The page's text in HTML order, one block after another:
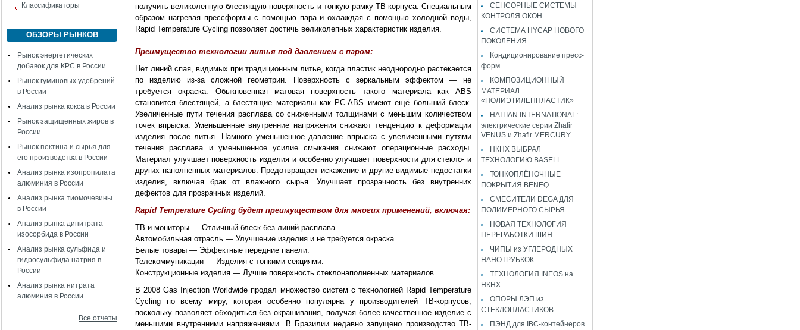
Классификаторы
ОБЗОРЫ РЫНКОВ
Рынок энергетических
добавок для КРС в России
Рынок гуминовых удобрений
в России
Анализ рынка кокса в России
Рынок защищенных жиров в
России
Рынок пектина и сырья для
его производства в России
Анализ рынка изопропилата
алюминия в России
Анализ рынка тиомочевины
в России
Анализ рынка динитрата
изосорбида в России
Анализ рынка сульфида и
гидросульфида натрия в
России
Анализ рынка нитрата
алюминия в России
Все отчеты
получить великолепную блестящую поверхность и тонкую рамку ТВ-корпуса. Специальным
образом нагревая прессформы с помощью пара и охлаждая с помощью холодной воды,
Rapid Temperature Cycling позволяет достичь великолепных характеристик изделия.
Преимущество технологии литья под давлением с паром:
Нет линий спая, видимых при традиционным литье, когда пластик неоднородно растекается
по изделию из-за сложной геометрии. Поверхность с зеркальным эффектом — не
требуется окраска. Обыкновенная матовая поверхность такого материала как ABS
становится блестящей, а блестящие материалы как PC-ABS имеют ещё больший блеск.
Увеличенные пути течения расплава со сниженными толщинами с меньшим количеством
точек впрыска. Уменьшенные внутренние напряжения снижают тенденцию к деформации
изделия после литья. Намного уменьшенное давление впрыска с увеличенными путями
течения расплава и уменьшенное усилие смыкания снижают операционные расходы.
Материал улучшает поверхность изделия и особенно улучшает поверхности для стекло- и
других наполненных материалов. Предотвращает искажение и другие видимые недостатки
изделия, включая брак от влажного сырья. Улучшает прозрачность без внутренних
дефектов для прозрачных изделий.
Rapid Temperature Cycling будет преимуществом для многих применений, включая:
ТВ и мониторы — Отличный блеск без линий расплава.
Автомобильная отрасль — Улучшение изделия и не требуется окраска.
Белые товары — Эффектные передние панели.
Телекоммуникации — Изделия с тонкими секциями.
Конструкционные изделия — Лучше поверхность стеклонаполненных материалов.
В 2008 Gas Injection Worldwide продал множество систем с технологией Rapid Temperature
Cycling по всему миру, которая особенно популярна у производителей ТВ-корпусов,
поскольку позволяет обходиться без окрашивания, получая более качественное изделие с
меньшими внутренними напряжениями. В Бразилии недавно запущено производство ТВ-
СЕНСОРНЫЕ СИСТЕМЫ
КОНТРОЛЯ ОКОН
СИСТЕМА HYCAP НОВОГО
ПОКОЛЕНИЯ
Кондиционирование пресс-
форм
КОМПОЗИЦИОННЫЙ
МАТЕРИАЛ
«ПОЛИЭТИЛЕНПЛАСТИК»
HAITIAN INTERNATIONAL:
электрические серии Zhafir
VENUS и Zhafir MERCURY
НКНХ ВЫБРАЛ
ТЕХНОЛОГИЮ BASELL
ТОНКОПЛЁНОЧНЫЕ
ПОКРЫТИЯ BENEQ
СМЕСИТЕЛИ DEGA ДЛЯ
ПОЛИМЕРНОГО СЫРЬЯ
НОВАЯ ТЕХНОЛОГИЯ
ПЕРЕРАБОТКИ ШИН
ЧИПЫ из УГЛЕРОДНЫХ
НАНОТРУБКОК
ТЕХНОЛОГИЯ INEOS на
НКНХ
ОПОРЫ ЛЭП из
СТЕКЛОПЛАСТИКОВ
ПЭНД для IBC-контейнеров